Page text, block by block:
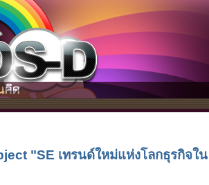
"SE เทรนด์ใหม่แห่งโลกธุรกิจใ